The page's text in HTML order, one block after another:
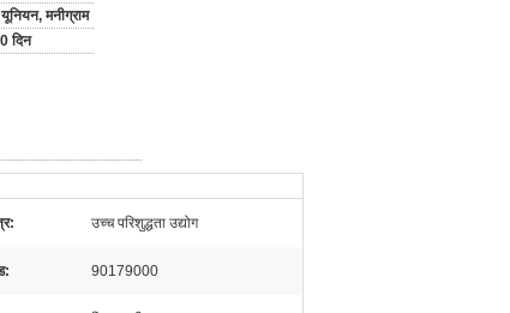
मनीग्राम
दिन
उच्च परिशुद्धता उद्योग
90179000